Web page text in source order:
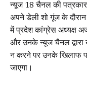
न्यूज 18 चैनल की
अपने डेली शो गूंज के
में प्रदेश कांग्रेस अध्यक्ष
और उनके न्यूज चैनल द्वारा
न करने पर उनके खिलाफ
जाएगा।